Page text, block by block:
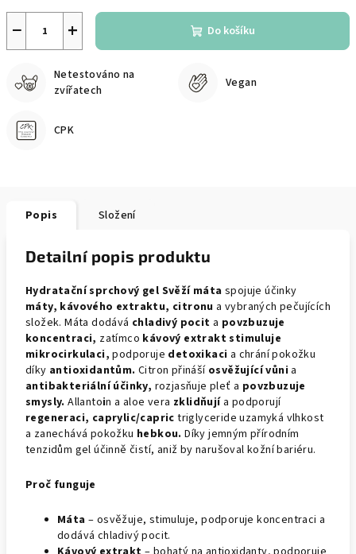
+
− Do košíku
Netestováno na
zvířatech
Vegan
CPK
Popis Složení
Detailní popis produktu
Hydratační sprchový gel Svěží máta spojuje účinky
máty, kávového extraktu, citronu a vybraných pečujících
složek. Máta dodává chladivý pocit a povzbuzuje
koncentraci, zatímco kávový extrakt stimuluje
mikrocirkulaci, podporuje detoxikaci a chrání pokožku
díky antioxidantům. Citron přináší osvěžující vůni a
antibakteriální účinky, rozjasňuje pleť a povzbuzuje
smysly. Allantoin a aloe vera zklidňujía podporují
regeneraci, caprylic/capric triglyceride uzamyká vlhkost
a zanechává pokožku hebkou. Díky jemným přírodním
tenzidům gel účinně čistí, aniž by narušoval kožní bariéru.
Proč funguje
Máta – osvěžuje, stimuluje, podporuje koncentraci a
dodává chladivý pocit.